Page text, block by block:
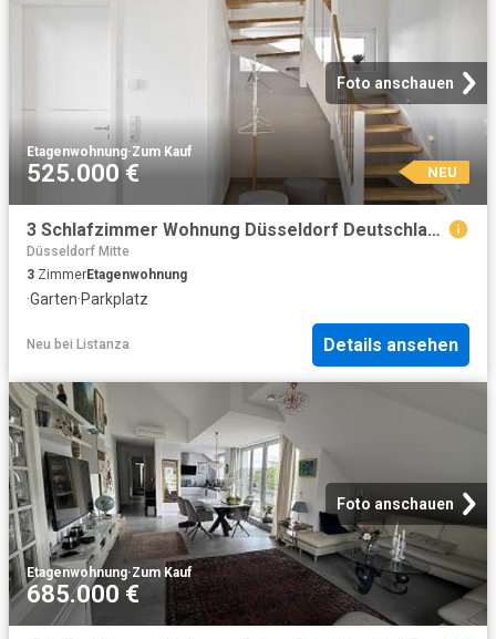
Foto anschauen
Etagenwohnung·Zum Kauf
525.000 € NEU
3 Schlafzimmer Wohnung Düsseldorf Deutschland 104797685
Düsseldorf Mitte
3 ZimmerEtagenwohnung
·Garten·Parkplatz
Neu bei Listanza Details ansehen
Foto anschauen
Etagenwohnung·Zum Kauf
685.000 €